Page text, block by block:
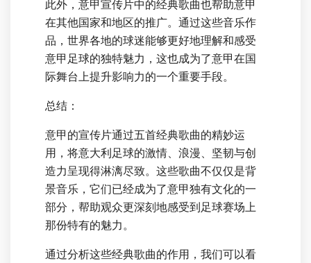
此外，意甲宣传片中的经典歌曲也帮助意甲
在其他国家和地区的推广。通过这些音乐作
品，世界各地的球迷能够更好地理解和感受
意甲足球的独特魅力，这也成为了意甲在国
际舞台上提升影响力的一个重要手段。
总结：
意甲的宣传片通过五首经典歌曲的精妙运
用，将意大利足球的激情、浪漫、坚韧与创
造力呈现得淋漓尽致。这些歌曲不仅仅是背
景音乐，它们已经成为了意甲独有文化的一
部分，帮助观众更深刻地感受到足球赛场上
那份特有的魅力。
通过分析这些经典歌曲的作用，我们可以看